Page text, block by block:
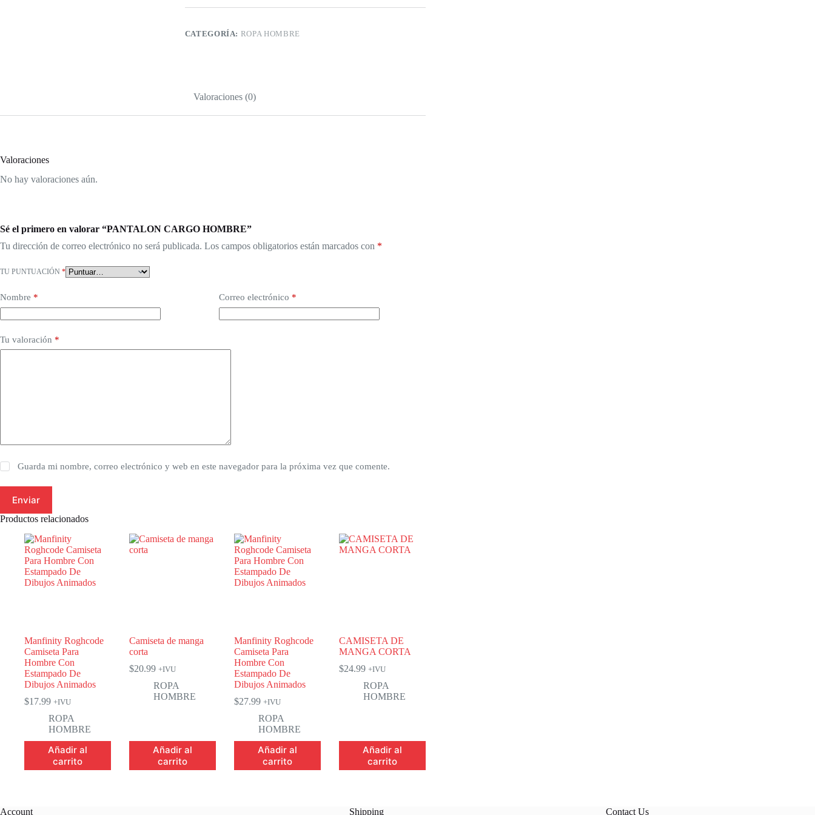
CATEGORÍA: ROPA HOMBRE
Valoraciones (0)
Valoraciones
No hay valoraciones aún.
Sé el primero en valorar “PANTALON CARGO HOMBRE”
Tu dirección de correo electrónico no será publicada. Los campos obligatorios están marcados con *
TU PUNTUACIÓN *
Nombre * Correo electrónico *
Tu valoración *
Guarda mi nombre, correo electrónico y web en este navegador para la próxima vez que comente.
Enviar
Productos relacionados
Manfinity Roghcode
Camiseta Para
Hombre Con
Estampado De
Dibujos Animados
$17.99 +IVU
ROPA
HOMBRE
Añadir al
carrito
Camiseta de manga
corta
$20.99 +IVU
ROPA
HOMBRE
Añadir al
carrito
Manfinity Roghcode
Camiseta Para
Hombre Con
Estampado De
Dibujos Animados
$27.99 +IVU
ROPA
HOMBRE
Añadir al
carrito
CAMISETA DE
MANGA CORTA
$24.99 +IVU
ROPA
HOMBRE
Añadir al
carrito
Account Shipping Contact Us